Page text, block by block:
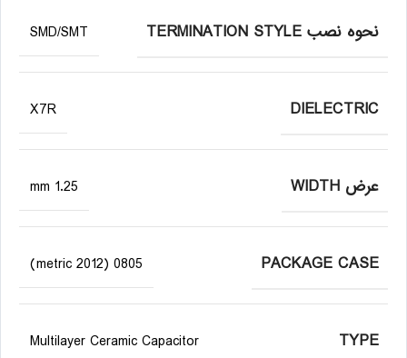
نحوه نصب TERMINATION STYLE SMD/SMT
DIELECTRIC
X7R
عرض WIDTH 1.25 mm
PACKAGE CASE
0805 (2012 metric)
TYPE
Multilayer Ceramic Capacitor